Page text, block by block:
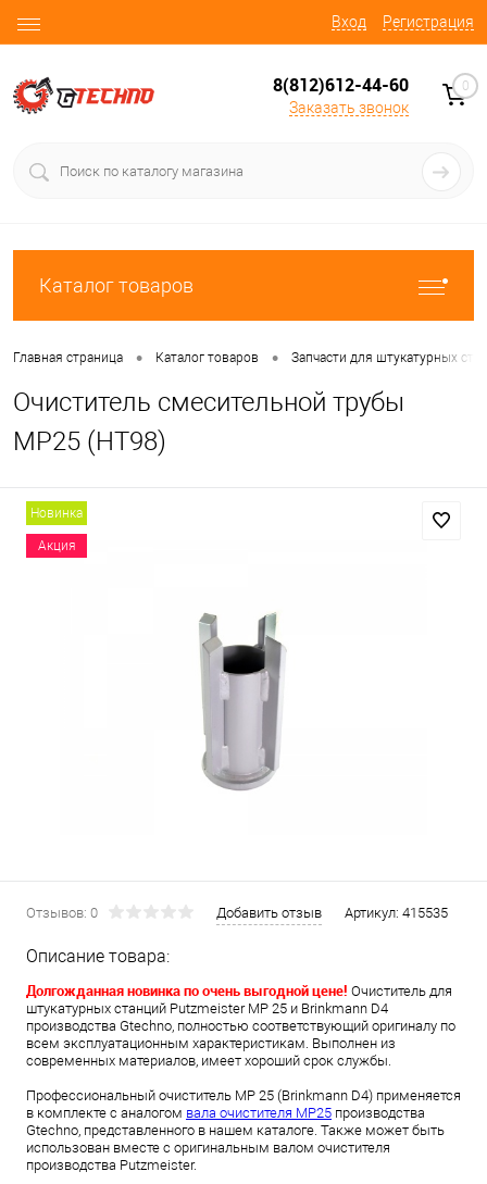
Вход Регистрация
8(812)612-44-60
Заказать звонок
0
Каталог товаров
Главная страница • Каталог товаров • Запчасти для штукатурных
Очиститель смесительной трубы
MP25 (НТ98)
Новинка
Акция
Отзывов: 0 Добавить отзыв Артикул: 415535
Описание товара:
Долгожданная новинка по очень выгодной цене! Очиститель для
штукатурных станций Putzmeister MP 25 и Brinkmann D4
производства Gtechno, полностью соответствующий оригиналу по
всем эксплуатационным характеристикам. Выполнен из
современных материалов, имеет хороший срок службы.
Профессиональный очиститель MP 25 (Brinkmann D4) применяется
в комплекте с аналогом вала очистителя MP25 производства
Gtechno, представленного в нашем каталоге. Также может быть
использован вместе с оригинальным валом очистителя
производства Putzmeister.